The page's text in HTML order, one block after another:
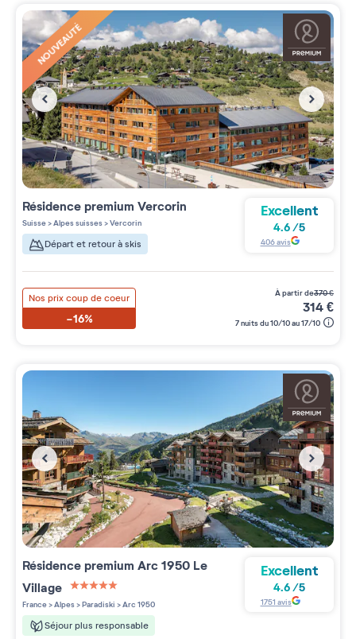
NOUVEAUTÉ
Résidence premium Vercorin
Suisse>Alpes suisses>Vercorin
Départ et retour à skis
Excellent
4.6/5
406avis
Nos prix coup de coeur
-16%
à partir de370€
314€
7 nuits du 10/10 au 17/10
Résidence premium Arc 1950 Le
Village
5 étoiles sur 5
France>Alpes>Paradiski >Arc 1950
Séjour plus responsable
Excellent
4.6/5
1751 avis